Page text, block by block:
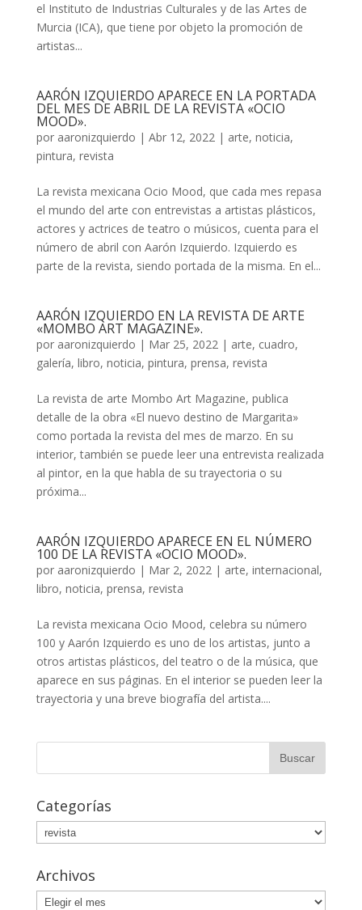
el Instituto de Industrias Culturales y de las Artes de
Murcia (ICA), que tiene por objeto la promoción de
artistas...
AARÓN IZQUIERDO APARECE EN LA PORTADA
DEL MES DE ABRIL DE LA REVISTA «OCIO
MOOD».
por aaronizquierdo | Abr 12, 2022| arte, noticia,
pintura, revista
La revista mexicana Ocio Mood, que cada mes repasa
el mundo del arte con entrevistas a artistas plásticos,
actores y actrices de teatro o músicos, cuenta para el
número de abril con Aarón Izquierdo. Izquierdo es
parte de la revista, siendo portada de la misma. En el...
AARÓN IZQUIERDO EN LA REVISTA DE ARTE
«MOMBO ART MAGAZINE».
por aaronizquierdo | Mar 25, 2022| arte, cuadro,
galería, libro, noticia, pintura, prensa, revista
La revista de arte Mombo Art Magazine, publica
detalle de la obra «El nuevo destino de Margarita»
como portada la revista del mes de marzo. En su
interior, también se puede leer una entrevista realizada
al pintor, en la que habla de su trayectoria o su
próxima...
AARÓN IZQUIERDO APARECE EN EL NÚMERO
100 DE LA REVISTA «OCIO MOOD».
por aaronizquierdo | Mar 2, 2022| arte, internacional,
libro, noticia, prensa, revista
La revista mexicana Ocio Mood, celebra su número
100 y Aarón Izquierdo es uno de los artistas, junto a
otros artistas plásticos, del teatro o de la música, que
aparece en sus páginas. En el interior se pueden leer la
trayectoria y una breve biografía del artista....
Categorías
Categorías
Archivos
Archivos